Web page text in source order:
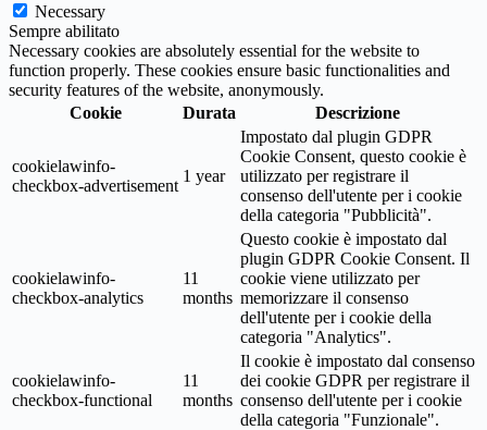
Necessary
Sempre abilitato
Necessary cookies are absolutely essential for the website to
function properly. These cookies ensure basic functionalities and
security features of the website, anonymously.
Cookie
Durata Descrizione
cookielawinfo-
checkbox-advertisement
1 year
Impostato dal plugin GDPR
Cookie Consent, questo cookie è
utilizzato per registrare il
consenso dell'utente per i cookie
della categoria "Pubblicità".
cookielawinfo-
checkbox-analytics
11
months
Questo cookie è impostato dal
plugin GDPR Cookie Consent. Il
cookie viene utilizzato per
memorizzare il consenso
dell'utente per i cookie della
categoria "Analytics".
cookielawinfo-
checkbox-functional
11
months
Il cookie è impostato dal consenso
dei cookie GDPR per registrare il
consenso dell'utente per i cookie
della categoria "Funzionale".